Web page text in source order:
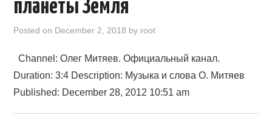
планеты Земля
Posted on December 2, 2018 by root
Channel: Олег Митяев. Официальный канал.
Duration: 3:4 Description: Музыка и слова О. Митяев
Published: December 28, 2012 10:51 am